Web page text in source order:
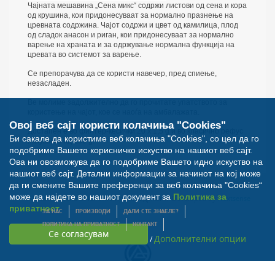
Овој веб сајт користи колачиња "Cookies"
Би сакале да користиме веб колачиња "Cookies", со цел да го
подобриме Вашето корисничко искуство на нашиот веб сајт.
Ова ни овозможува да го подобриме Вашето идно искуство на
нашиот веб сајт. Детални информации за начинот на кој може
да ги смените Вашите преференци за веб колачиња "Cookies“
може да најдете во нашиот документ за Политика за
приватност
/Дополнителни опции
Чајната мешавина „Сена микс“ содржи листови од сена и кора
од крушина, кои придонесуваат за нормално празнење на
цревната содржина. Чајот содржи и цвет од камилица, плод
од сладок анасон и риган, кои придонесуваат за нормално
варење на храната и за одржување нормална функција на
цревата во системот за варење.
Се препорачува да се користи навечер, пред спиење,
незасладен.
Достапен е во филтер-кесички 20 х 1,5 g и во класично рефус
пакување од 100 g.
© Билна Аптека 2012. Сите права задржани. Developed byNextsense
ЗА НАС ПРОИЗВОДИ
ДАЛИ СТЕ ЗНАЕЛЕ?
ПОЛИТИКА НА ПРИВАТНОСТ
КОНТАКТ